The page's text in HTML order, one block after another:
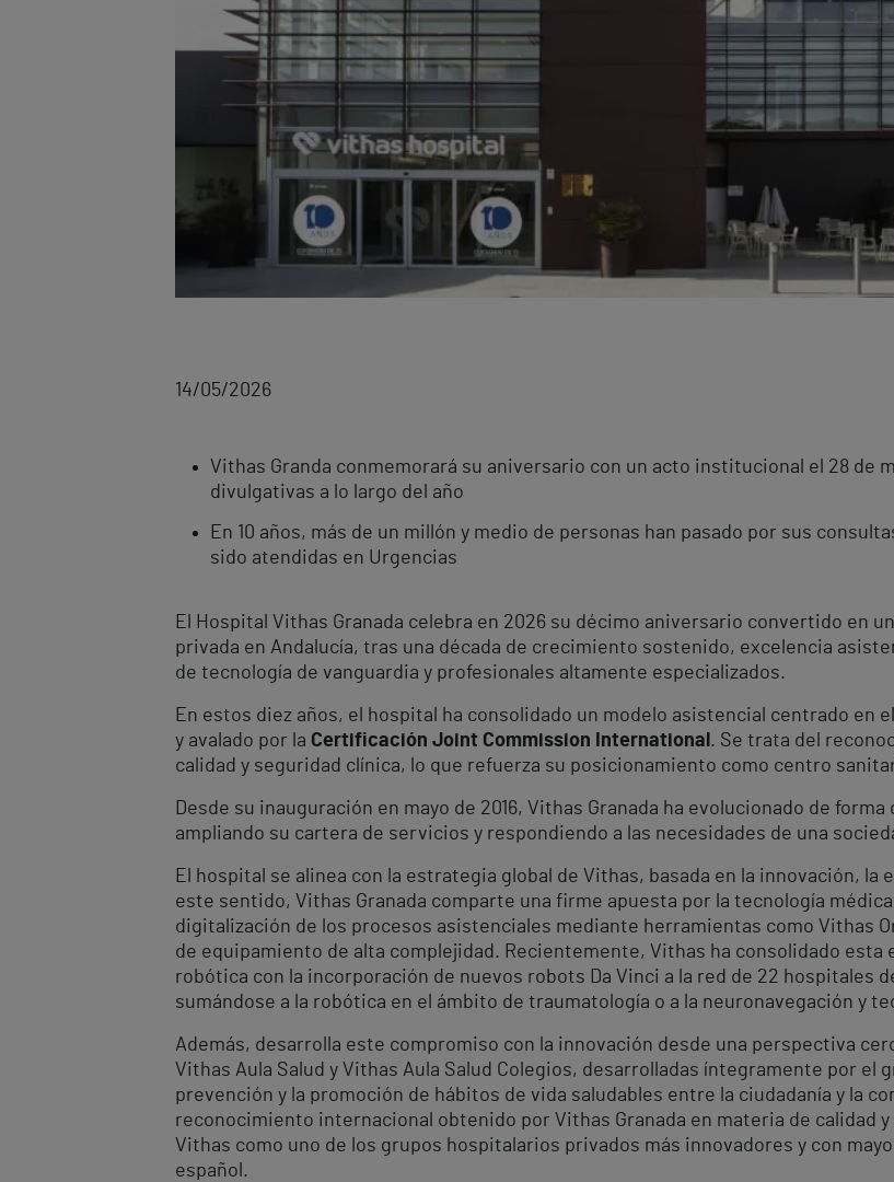
14/05/2026
Vithas Granda conmemorará su aniversario con un acto institucional el 28 de
divulgativas a lo largo del año
En 10 años, más de un millón y medio de personas han pasado por sus
sido atendidas en Urgencias
El Hospital Vithas Granada celebra en 2026 su décimo aniversario convertido en
privada en Andalucía, tras una década de crecimiento sostenido, excelencia
de tecnología de vanguardia y profesionales altamente especializados.
En estos diez años, el hospital ha consolidado un modelo asistencial centrado en
y avalado por la Certificación Joint Commission International . Se trata del
calidad y seguridad clínica, lo que refuerza su posicionamiento como centro
Desde su inauguración en mayo de 2016, Vithas Granada ha evolucionado de
ampliando su cartera de servicios y respondiendo a las necesidades de una
El hospital se alinea con la estrategia global de Vithas, basada en la innovación,
este sentido, Vithas Granada comparte una firme apuesta por la tecnología
digitalización de los procesos asistenciales mediante herramientas como Vithas
de equipamiento de alta complejidad. Recientemente, Vithas ha consolidado
robótica con la incorporación de nuevos robots Da Vinci a la red de 22 hospitales
sumándose a la robótica en el ámbito de traumatología o a la neuronavegación y
Además, desarrolla este compromiso con la innovación desde una perspectiva
Vithas Aula Salud y Vithas Aula Salud Colegios, desarrolladas íntegramente por el
prevención y la promoción de hábitos de vida saludables entre la ciudadanía y la
reconocimiento internacional obtenido por Vithas Granada en materia de calidad
Vithas como uno de los grupos hospitalarios privados más innovadores y con
español.